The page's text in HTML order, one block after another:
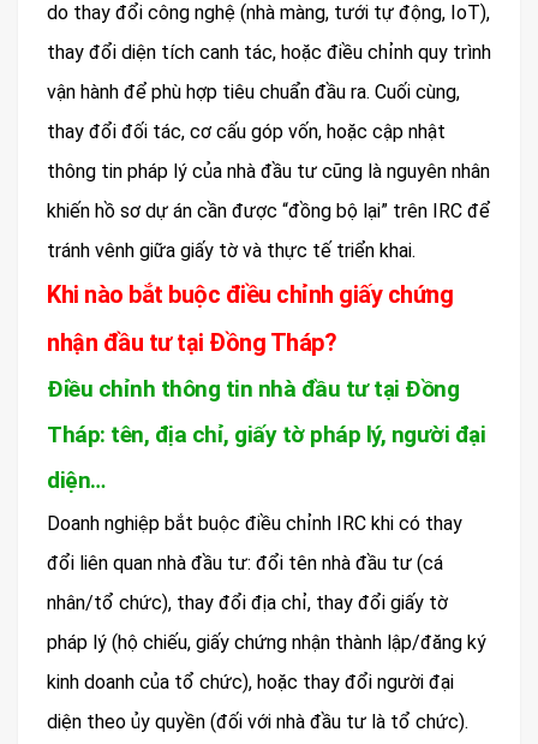
do thay đổi công nghệ (nhà màng, tưới tự động, IoT),
thay đổi diện tích canh tác, hoặc điều chỉnh quy trình
vận hành để phù hợp tiêu chuẩn đầu ra. Cuối cùng,
thay đổi đối tác, cơ cấu góp vốn, hoặc cập nhật
thông tin pháp lý của nhà đầu tư cũng là nguyên nhân
khiến hồ sơ dự án cần được “đồng bộ lại” trên IRC để
tránh vênh giữa giấy tờ và thực tế triển khai.
Khi nào bắt buộc điều chỉnh giấy chứng
nhận đầu tư tại Đồng Tháp?
Điều chỉnh thông tin nhà đầu tư tại Đồng
Tháp: tên, địa chỉ, giấy tờ pháp lý, người đại
diện…
Doanh nghiệp bắt buộc điều chỉnh IRC khi có thay
đổi liên quan nhà đầu tư: đổi tên nhà đầu tư (cá
nhân/tổ chức), thay đổi địa chỉ, thay đổi giấy tờ
pháp lý (hộ chiếu, giấy chứng nhận thành lập/đăng ký
kinh doanh của tổ chức), hoặc thay đổi người đại
diện theo ủy quyền (đối với nhà đầu tư là tổ chức).